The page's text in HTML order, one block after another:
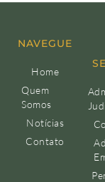
NAVEGUE
Home
Quem
Somos
Notícias
Contato